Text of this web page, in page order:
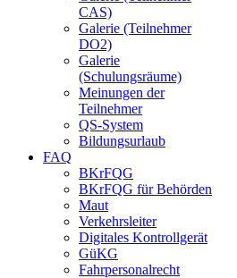
CAS)
Galerie (Teilnehmer
DO2)
Galerie
(Schulungsräume)
Meinungen der
Teilnehmer
QS-System
Bildungsurlaub
FAQ
BKrFQG
BKrFQG für Behörden
Maut
Verkehrsleiter
Digitales Kontrollgerät
GüKG
Fahrpersonalrecht